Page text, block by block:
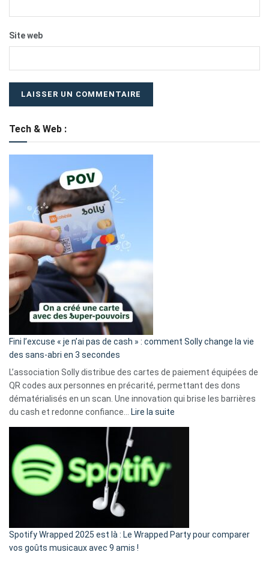
Site web
Tech & Web :
Fini l’excuse « je n’ai pas de cash » : comment Solly change la vie
des sans-abri en 3 secondes
L’association Solly distribue des cartes de paiement équipées de
QR codes aux personnes en précarité, permettant des dons
dématérialisés en un scan. Une innovation qui brise les barrières
du cash et redonne confiance…
Lire la suite
»
Spotify Wrapped 2025 est là : Le Wrapped Party pour comparer
vos goûts musicaux avec 9 amis !